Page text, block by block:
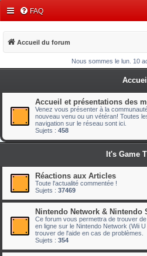
FAQ
Accueil du forum
Nous sommes le lun. 10
Accueil
Accueil et présentations des
Venez vous présenter à la
nouveau venu ou un vétéran! Toutes
navigation sur le réseau sont ici.
Sujets : 458
It's Game
Réactions aux Articles
Toute l'actualité commentée !
Sujets : 37469
Nintendo Network & Nintendo
Ce forum vous permettra de trouver
en ligne sur le Nintendo Network (Wii
trouver de l'aide en cas de problèmes.
Sujets : 354